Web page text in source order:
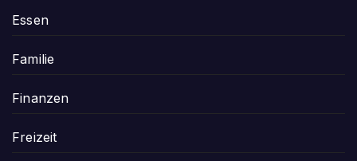
Essen
Familie
Finanzen
Freizeit